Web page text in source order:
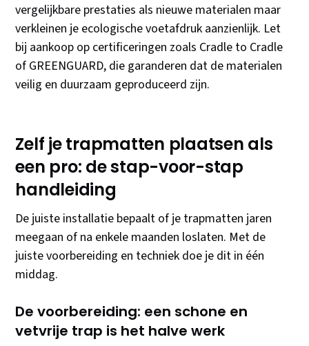
vergelijkbare prestaties als nieuwe materialen maar
verkleinen je ecologische voetafdruk aanzienlijk. Let
bij aankoop op certificeringen zoals Cradle to Cradle
of GREENGUARD, die garanderen dat de materialen
veilig en duurzaam geproduceerd zijn.
Zelf je trapmatten plaatsen als
een pro: de stap-voor-stap
handleiding
De juiste installatie bepaalt of je trapmatten jaren
meegaan of na enkele maanden loslaten. Met de
juiste voorbereiding en techniek doe je dit in één
middag.
De voorbereiding: een schone en
vetvrije trap is het halve werk